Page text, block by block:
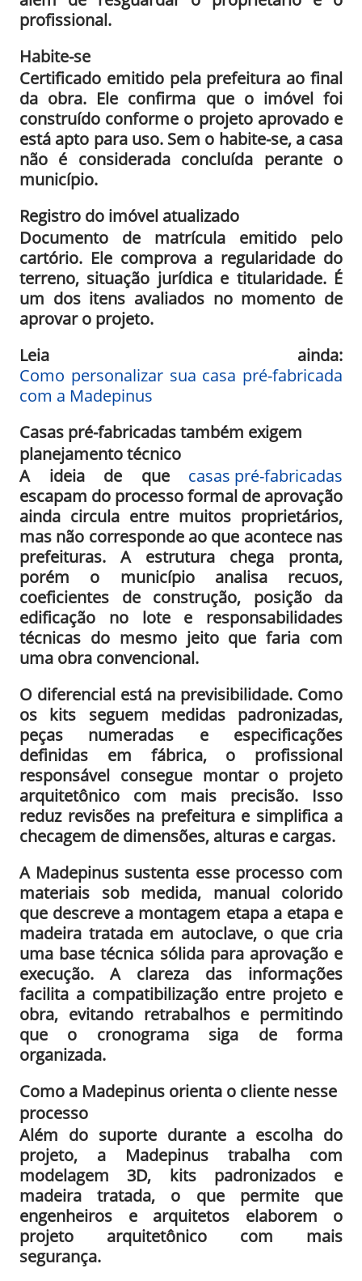
profissional.
Habite-se
Certificado emitido pela prefeitura ao final
da obra. Ele confirma que o imóvel foi
construído conforme o projeto aprovado e
está apto para uso. Sem o habite-se, a casa
não é considerada concluída perante o
município.
Registro do imóvel atualizado
Documento de matrícula emitido pelo
cartório. Ele comprova a regularidade do
terreno, situação jurídica e titularidade. É
um dos itens avaliados no momento de
aprovar o projeto.
Leia ainda:
Como personalizar sua casa pré-fabricada
com a Madepinus
Casas pré-fabricadas também exigem
planejamento técnico
A ideia de que casas pré-fabricadas
escapam do processo formal de aprovação
ainda circula entre muitos proprietários,
mas não corresponde ao que acontece nas
prefeituras. A estrutura chega pronta,
porém o município analisa recuos,
coeficientes de construção, posição da
edificação no lote e responsabilidades
técnicas do mesmo jeito que faria com
uma obra convencional.
O diferencial está na previsibilidade. Como
os kits seguem medidas padronizadas,
peças numeradas e especificações
definidas em fábrica, o profissional
responsável consegue montar o projeto
arquitetônico com mais precisão. Isso
reduz revisões na prefeitura e simplifica a
checagem de dimensões, alturas e cargas.
A Madepinus sustenta esse processo com
materiais sob medida, manual colorido
que descreve a montagem etapa a etapa e
madeira tratada em autoclave, o que cria
uma base técnica sólida para aprovação e
execução. A clareza das informações
facilita a compatibilização entre projeto e
obra, evitando retrabalhos e permitindo
que o cronograma siga de forma
organizada.
Como a Madepinus orienta o cliente nesse
processo
Além do suporte durante a escolha do
projeto, a Madepinus trabalha com
modelagem 3D, kits padronizados e
madeira tratada, o que permite que
engenheiros e arquitetos elaborem o
projeto arquitetônico com mais
segurança.